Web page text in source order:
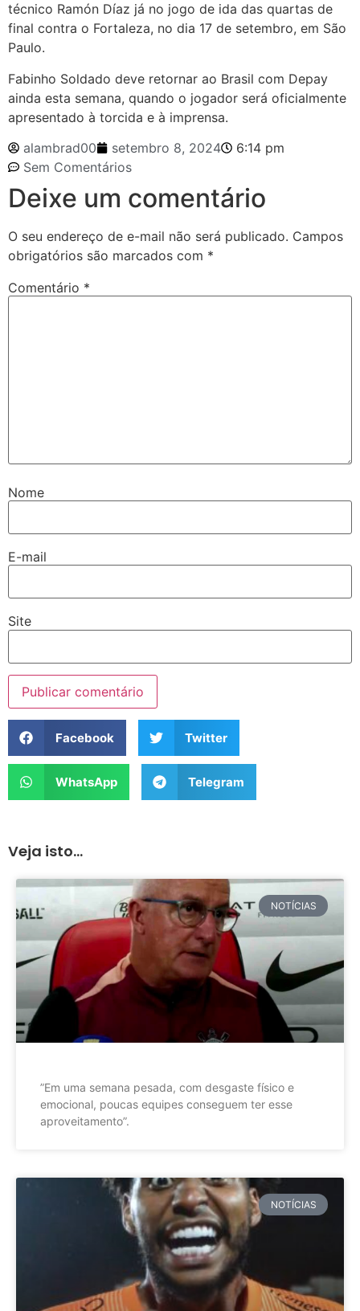
técnico Ramón Díaz já no jogo de ida das quartas de
final contra o Fortaleza, no dia 17 de setembro, em São
Paulo.
Fabinho Soldado deve retornar ao Brasil com Depay
ainda esta semana, quando o jogador será oficialmente
apresentado à torcida e à imprensa.
alambrad00
setembro 8, 2024
6:14 pm
Sem Comentários
Deixe um comentário
O seu endereço de e-mail não será publicado. Campos
obrigatórios são marcados com *
Comentário *
Nome
E-mail
Site
Facebook Twitter
WhatsApp Telegram
Veja isto...
NOTÍCIAS
”Em uma semana pesada, com desgaste físico e
emocional, poucas equipes conseguem ter esse
aproveitamento”.
NOTÍCIAS